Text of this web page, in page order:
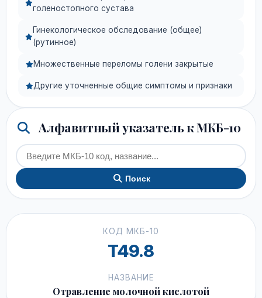
голеностопного сустава
Гинекологическое обследование (общее)
(рутинное)
Множественные переломы голени закрытые
Другие уточненные общие симптомы и признаки
Алфавитный указатель к МКБ-10
Поиск
КОД МКБ-10
T49.8
НАЗВАНИЕ
Отравление молочной кислотой